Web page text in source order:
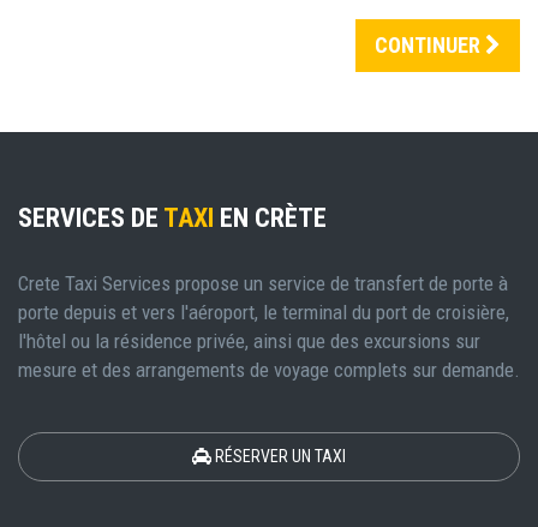
CONTINUER
SERVICES DE TAXI EN CRÈTE
Crete Taxi Services propose un service de transfert de porte à
porte depuis et vers l'aéroport, le terminal du port de croisière,
l'hôtel ou la résidence privée, ainsi que des excursions sur
mesure et des arrangements de voyage complets sur demande.
RÉSERVER UN TAXI